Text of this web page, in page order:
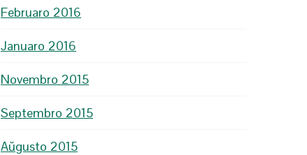
Februaro 2016
Januaro 2016
Novembro 2015
Septembro 2015
Aŭgusto 2015